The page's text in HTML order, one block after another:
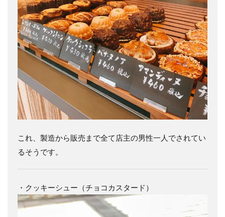
これ、製造から販売まで全て店主の男性一人でされてい
るそうです。
・クッキーシュー（チョコカスタード）